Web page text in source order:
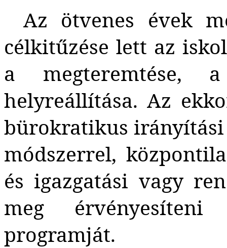
Az ötvenes évek
célkitűzése lett az
a
helyreállítása. Az
bürokratikus
módszerrel,
és igazgatási vagy
meg
programját.